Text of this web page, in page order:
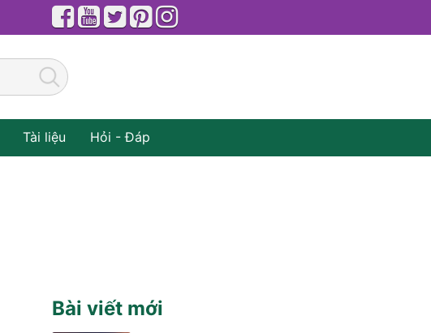
Tài liệu Hỏi - Đáp
Bài viết mới